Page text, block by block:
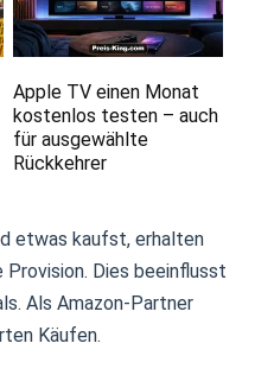
Apple TV einen Monat
kostenlos testen – auch
für ausgewählte
Rückkehrer
etwas kaufst, erhalten
Provision. Dies beeinflusst
Als Amazon-Partner
Käufen.